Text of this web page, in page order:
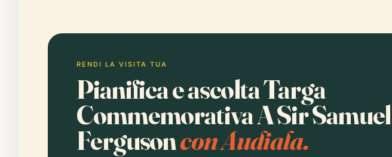
RENDI LA VISITA TUA
Pianifica e ascolta Targa
Commemorativa A Sir Samuel
Fergusoncon Audiala.